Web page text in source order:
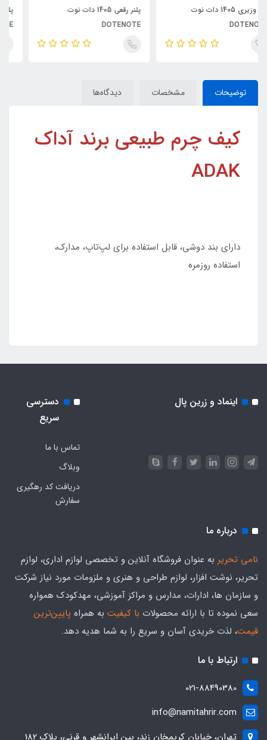
توضیحات مشخصات دیدگاه‌ها
کیف چرم طبیعی برند آداک
ADAK
دارای بند دوشی، قابل استفاده برای لپ‌تاپ، مدارک،
استفاده روزمره
اینماد و زرین پال
دسترسی
سریع
تماس با ما
وبلاگ
دریافت کد رهگیری
سفارش
درباره ما
نامی تحریر به عنوان فروشگاه آنلاین و تخصصی لوازم اداری، لوازم
تحریر، نوشت افزار، لوازم طراحی و هنری و ملزومات مورد نیاز شرکت
و سازمان ها، ادارات، مدارس و مراکز آموزشی، مهدکودک همواره
سعی نموده تا با ارائه محصولات با کیفیت به همراه پایین‌ترین
قیمت، لذت خریدی آسان و سریع را به شما هدیه‌ دهد.
ارتباط با ما
021-88490380
info@namitahrir.com
تهران، خیابان کریمخان زند، بین ایرانشهر و قرنی، پلاک 182